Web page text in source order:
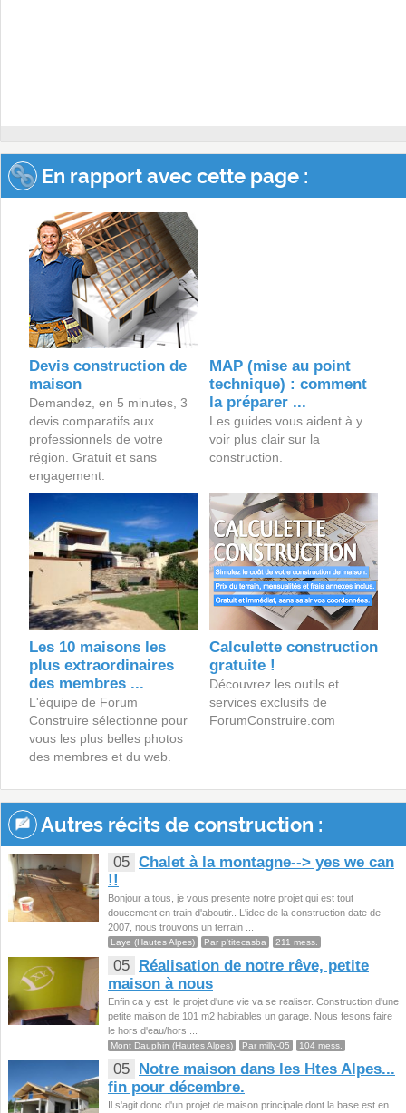
En rapport avec cette page :
Devis construction de
maison
Demandez, en 5 minutes, 3
devis comparatifs aux
professionnels de votre
région. Gratuit et sans
engagement.
MAP (mise au point
technique) : comment
la préparer ...
Les guides vous aident à y
voir plus clair sur la
construction.
Les 10 maisons les
plus extraordinaires
des membres ...
L'équipe de Forum
Construire sélectionne pour
vous les plus belles photos
des membres et du web.
Calculette construction
gratuite !
Découvrez les outils et
services exclusifs de
ForumConstruire.com
Autres récits de construction :
05 Chalet à la montagne--> yes we can
!!
Bonjour a tous, je vous presente notre projet qui est tout
doucement en train d'aboutir.. L'idee de la construction date de
2007, nous trouvons un terrain ...
Laye (Hautes Alpes) Par p'titecasba 211 mess.
05
Réalisation de notre rêve, petite
maison à nous
Enfin ca y est, le projet d'une vie va se realiser. Construction d'une
petite maison de 101 m2 habitables un garage. Nous fesons faire
le hors d'eau/hors ...
Mont Dauphin (Hautes Alpes) Par milly-05 104 mess.
05
Notre maison dans les Htes Alpes...
fin pour décembre.
Il s'agit donc d'un projet de maison principale dont la base est en